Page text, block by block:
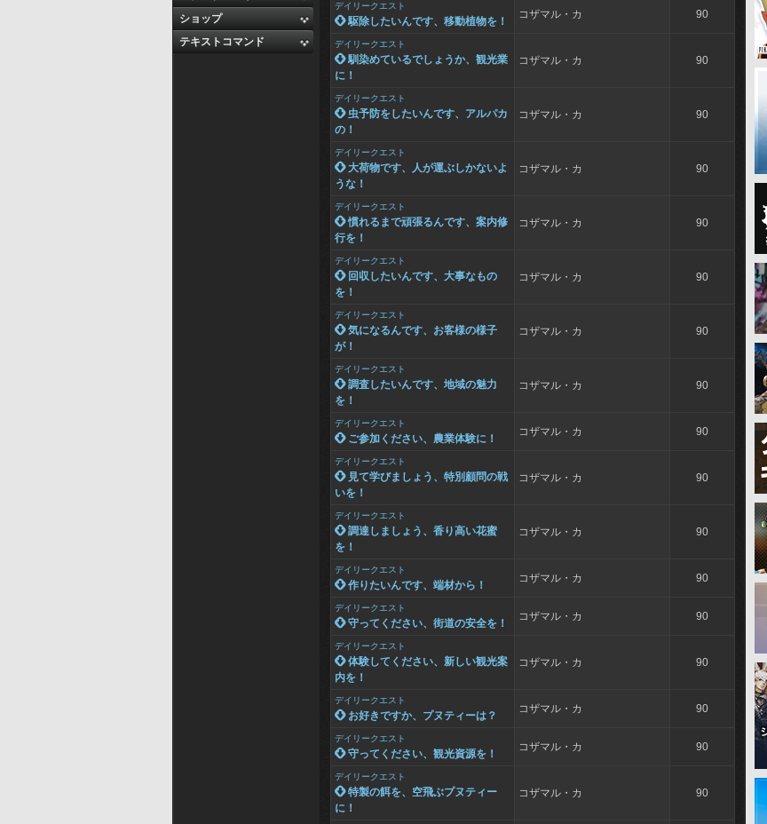
ショップ
テキストコマンド
デイリークエスト
 駆除したいんです、移動植物を！
コザマル・カ 90
デイリークエスト
 馴染めているでしょうか、観光業
に！
コザマル・カ 90
デイリークエスト
 虫予防をしたいんです、アルパカ
の！
コザマル・カ 90
デイリークエスト
 大荷物です、人が運ぶしかないよ
うな！
コザマル・カ 90
デイリークエスト
 慣れるまで頑張るんです、案内修
行を！
コザマル・カ 90
デイリークエスト
 回収したいんです、大事なもの
を！
コザマル・カ 90
デイリークエスト
 気になるんです、お客様の様子
が！
コザマル・カ 90
デイリークエスト
 調査したいんです、地域の魅力
を！
コザマル・カ 90
デイリークエスト
 ご参加ください、農業体験に！
コザマル・カ 90
デイリークエスト
 見て学びましょう、特別顧問の戦
いを！
コザマル・カ 90
デイリークエスト
 調達しましょう、香り高い花蜜
を！
コザマル・カ 90
デイリークエスト
 作りたいんです、端材から！
コザマル・カ 90
デイリークエスト
 守ってください、街道の安全を！
コザマル・カ 90
デイリークエスト
 体験してください、新しい観光案
内を！
コザマル・カ 90
デイリークエスト
 お好きですか、プヌティーは？
コザマル・カ 90
デイリークエスト
 守ってください、観光資源を！
コザマル・カ 90
デイリークエスト
 特製の餌を、空飛ぶプヌティー
に！
コザマル・カ 90